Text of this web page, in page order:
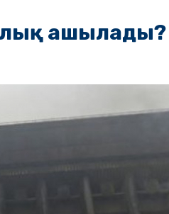
ашылады?